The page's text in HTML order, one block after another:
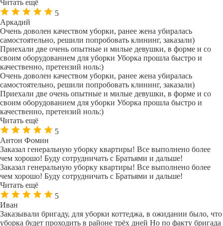
Читать ещё
5
Аркадий
Очень доволен качеством уборки, ранее жена убиралась
самостоятельно, решили попробовать клининг, заказали)
Приехали две очень опытные и милые девушки, в форме и со
своим оборудованием для уборки Уборка прошла быстро и
качественно, претензий ноль:)
Очень доволен качеством уборки, ранее жена убиралась
самостоятельно, решили попробовать клининг, заказали)
Приехали две очень опытные и милые девушки, в форме и со
своим оборудованием для уборки Уборка прошла быстро и
качественно, претензий ноль:)
Читать ещё
5
Антон Фомин
Заказал генеральную уборку квартиры! Все выполнено более
чем хорошо! Буду сотрудничать с Братьями и дальше!
Заказал генеральную уборку квартиры! Все выполнено более
чем хорошо! Буду сотрудничать с Братьями и дальше!
Читать ещё
5
Иван
Заказывали бригаду, для уборки коттеджа, в ожидании было, что
уборка будет проходить в районе трёх дней Но по факту бригада